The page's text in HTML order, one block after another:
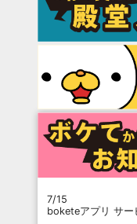
7/15
boketeアプリ サー